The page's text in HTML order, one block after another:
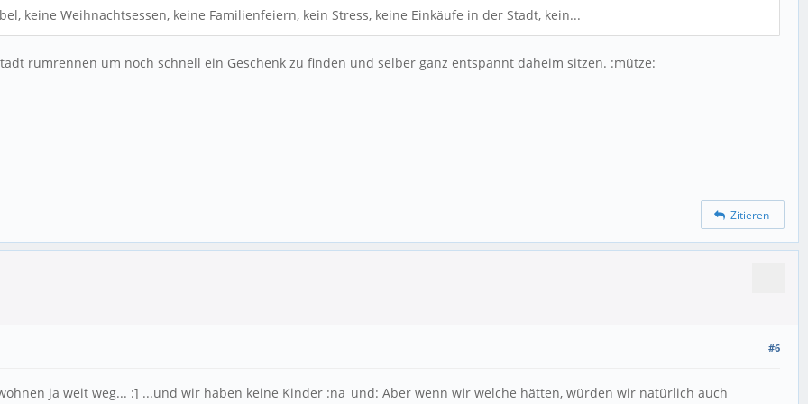
keine Weihnachtsessen, keine Familienfeiern, kein Stress, keine Einkäufe in der Stadt, kein...
rumrennen um noch schnell ein Geschenk zu finden und selber ganz entspannt daheim sitzen. :mütze:
Zitieren
#6
ja weit weg... :] ...und wir haben keine Kinder :na_und: Aber wenn wir welche hätten, würden wir natürlich auch